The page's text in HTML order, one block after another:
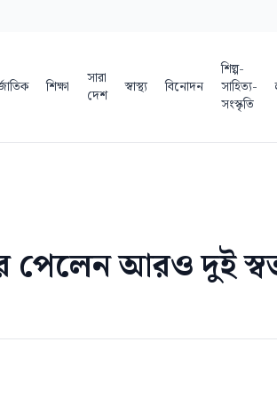
শিক্ষা
সারা
দেশ
স্বাস্থ্য বিনোদন
শিল্প-
সাহিত্য-
সংস্কৃতি
পেলেন আরও দুই